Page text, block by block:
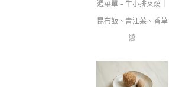
週菜單 – 牛小排叉燒｜
昆布飯、青江菜、香草
醬